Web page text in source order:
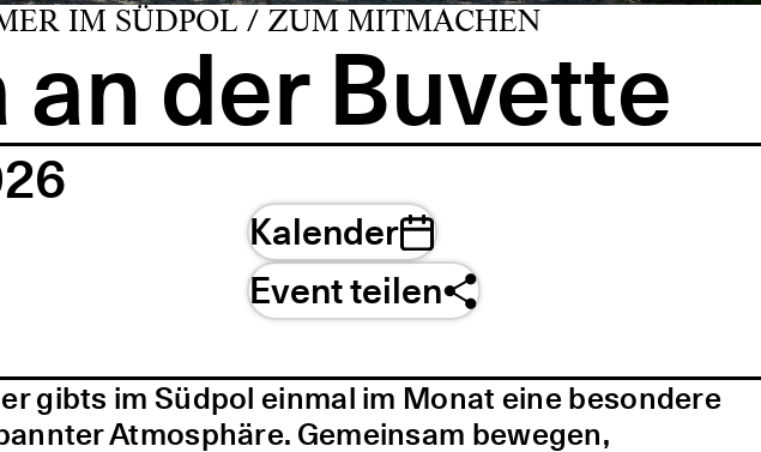
IM SÜDPOL / ZUM MITMACHEN
an der Buvette
Kalender
Event teilen
gibts im Südpol einmal im Monat eine besondere
Atmosphäre. Gemeinsam bewegen,